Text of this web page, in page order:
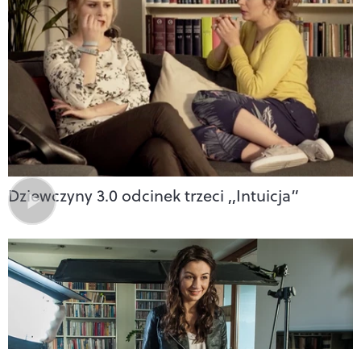
Dziewczyny 3.0 odcinek trzeci ,,Intuicja”